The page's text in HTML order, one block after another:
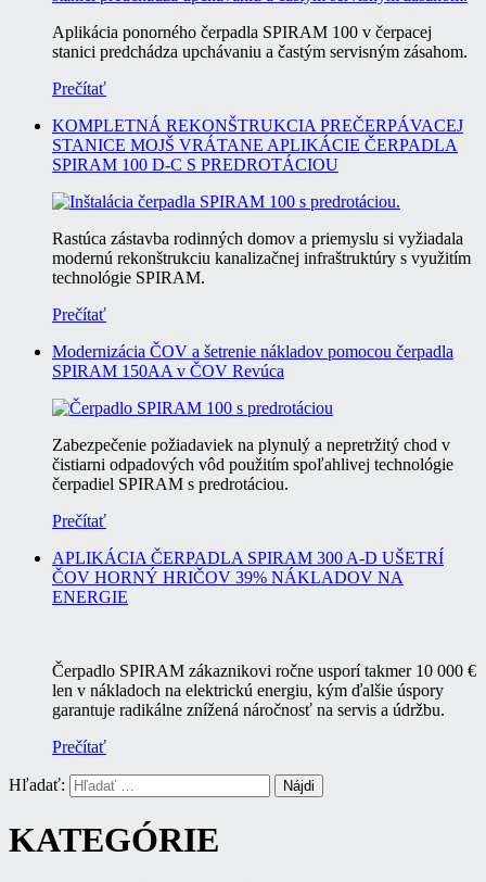
Aplikácia ponorného čerpadla SPIRAM 100 v čerpacej
stanici predchádza upchávaniu a častým servisným zásahom.
Prečítať
KOMPLETNÁ REKONŠTRUKCIA PREČERPÁVACEJ
STANICE MOJŠ VRÁTANE APLIKÁCIE ČERPADLA
SPIRAM 100 D-C S PREDROTÁCIOU
Rastúca zástavba rodinných domov a priemyslu si vyžiadala
modernú rekonštrukciu kanalizačnej infraštruktúry s využitím
technológie SPIRAM.
Prečítať
Modernizácia ČOV a šetrenie nákladov pomocou čerpadla
SPIRAM 150AA v ČOV Revúca
Zabezpečenie požiadaviek na plynulý a nepretržitý chod v
čistiarni odpadových vôd použitím spoľahlivej technológie
čerpadiel SPIRAM s predrotáciou.
Prečítať
APLIKÁCIA ČERPADLA SPIRAM 300 A-D UŠETRÍ
ČOV HORNÝ HRIČOV 39% NÁKLADOV NA
ENERGIE
Čerpadlo SPIRAM zákaznikovi ročne usporí takmer 10 000 €
len v nákladoch na elektrickú energiu, kým ďalšie úspory
garantuje radikálne znížená náročnosť na servis a údržbu.
Prečítať
Hľadať:
KATEGÓRIE